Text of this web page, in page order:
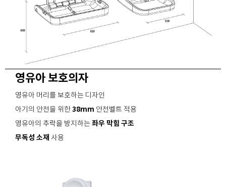
영유아 보호의자
영유아 머리를 보호하는 디자인
아기의 안전을 위한38mm 안전벨트 적용
영유아의 추락을 방지하는 좌우 막힘 구조
무독성 소재 사용